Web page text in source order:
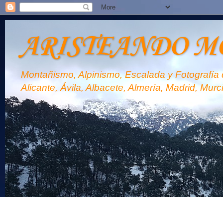
ARISTEANDO
Montañismo, Alpinismo, Escalada y
Alicante, Ávila, Albacete, Almería, Madrid,